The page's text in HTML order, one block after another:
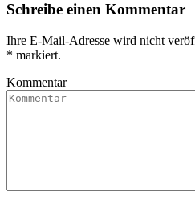
Schreibe einen Kommentar
Ihre E-Mail-Adresse wird nicht
* markiert.
Kommentar